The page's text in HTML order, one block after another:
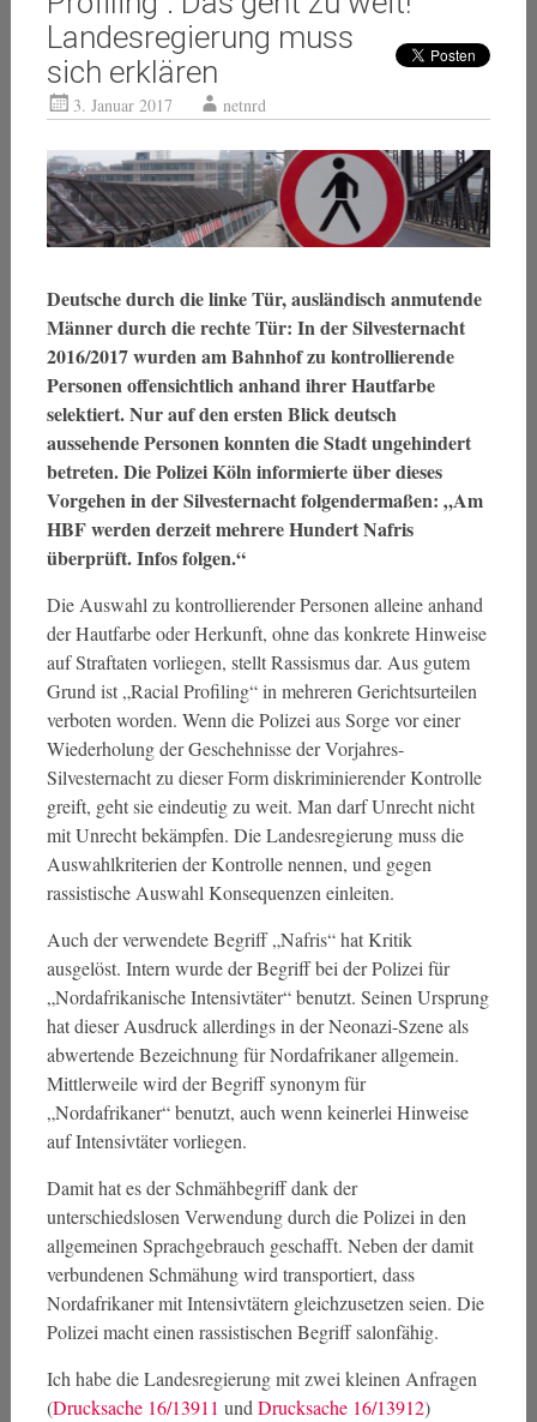
Landesregierung muss
sich erklären
3. Januar 2017 netnrd
Deutsche durch die linke Tür, ausländisch anmutende
Männer durch die rechte Tür: In der Silvesternacht
2016/2017 wurden am Bahnhof zu kontrollierende
Personen offensichtlich anhand ihrer Hautfarbe
selektiert. Nur auf den ersten Blick deutsch
aussehende Personen konnten die Stadt ungehindert
betreten. Die Polizei Köln informierte über dieses
Vorgehen in der Silvesternacht folgendermaßen: „Am
HBF werden derzeit mehrere Hundert Nafris
überprüft. Infos folgen.“
Die Auswahl zu kontrollierender Personen alleine anhand
der Hautfarbe oder Herkunft, ohne das konkrete Hinweise
auf Straftaten vorliegen, stellt Rassismus dar. Aus gutem
Grund ist „Racial Profiling“ in mehreren Gerichtsurteilen
verboten worden. Wenn die Polizei aus Sorge vor einer
Wiederholung der Geschehnisse der Vorjahres-
Silvesternacht zu dieser Form diskriminierender Kontrolle
greift, geht sie eindeutig zu weit. Man darf Unrecht nicht
mit Unrecht bekämpfen. Die Landesregierung muss die
Auswahlkriterien der Kontrolle nennen, und gegen
rassistische Auswahl Konsequenzen einleiten.
Auch der verwendete Begriff „Nafris“ hat Kritik
ausgelöst. Intern wurde der Begriff bei der Polizei für
„Nordafrikanische Intensivtäter“ benutzt. Seinen Ursprung
hat dieser Ausdruck allerdings in der Neonazi-Szene als
abwertende Bezeichnung für Nordafrikaner allgemein.
Mittlerweile wird der Begriff synonym für
„Nordafrikaner“ benutzt, auch wenn keinerlei Hinweise
auf Intensivtäter vorliegen.
Damit hat es der Schmähbegriff dank der
unterschiedslosen Verwendung durch die Polizei in den
allgemeinen Sprachgebrauch geschafft. Neben der damit
verbundenen Schmähung wird transportiert, dass
Nordafrikaner mit Intensivtätern gleichzusetzen seien. Die
Polizei macht einen rassistischen Begriff salonfähig.
Ich habe die Landesregierung mit zwei kleinen Anfragen
(Drucksache 16/13911 undDrucksache 16/13912)